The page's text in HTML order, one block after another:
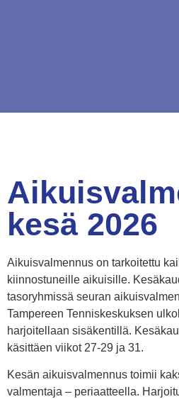
kesä 2026
Aikuisvalmennus on tarkoitettu
kiinnostuneille aikuisille.
tasoryhmissä seuran
Tampereen Tenniskeskuksen
harjoitellaan sisäkentillä.
käsittäen viikot 27-29 ja 31.
Kesän aikuisvalmennus toimii
valmentaja – periaatteella.